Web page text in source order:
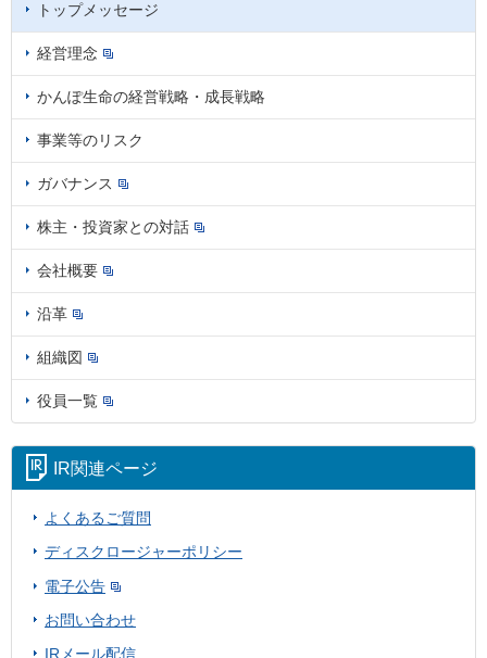
トップメッセージ
経営理念
かんぽ生命の経営戦略・成長戦略
事業等のリスク
ガバナンス
株主・投資家との対話
会社概要
沿革
組織図
役員一覧
IR関連ページ
よくあるご質問
ディスクロージャーポリシー
電子公告
お問い合わせ
IRメール配信